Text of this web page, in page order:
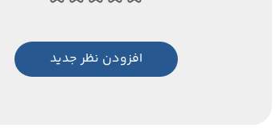
افزودن نظر جدید